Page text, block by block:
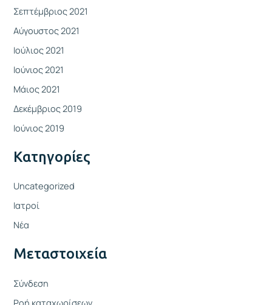
Σεπτέμβριος 2021
Αύγουστος 2021
Ιούλιος 2021
Ιούνιος 2021
Μάιος 2021
Δεκέμβριος 2019
Ιούνιος 2019
Kατηγορίες
Uncategorized
Ιατροί
Νέα
Μεταστοιχεία
Σύνδεση
Ροή καταχωρίσεων